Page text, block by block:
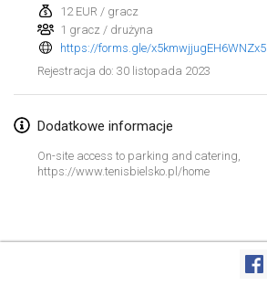
Lista widoku
12 EUR / gracz
1 gracz / drużyna
https://forms.gle/x5kmwjjugEH6WNZx5
Rejestracja do: 30 listopada 2023
Dodatkowe informacje
On-site access to parking and catering,
https://www.tenisbielsko.pl/home
SingeliDuppeli
4 lut 2023 |Finlandia
11 lut 2023|Finlandia
Indoor de la CASAS